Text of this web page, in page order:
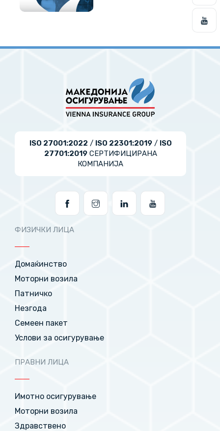
ISO 27001:2022 / ISO 22301:2019/ ISO
27701:2019СЕРТИФИЦИРАНА
КОМПАНИЈА
ФИЗИЧКИ ЛИЦА
Домаќинство
Моторни возила
Патничко
Незгода
Семеен пакет
Услови за осигурување
ПРАВНИ ЛИЦА
Имотно осигурување
Моторни возила
Здравствено